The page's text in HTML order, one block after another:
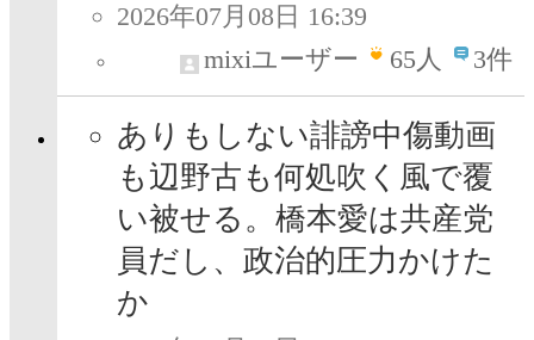
2026年07月08日 16:39
mixiユーザー
65人 3件
ありもしない誹謗中傷動画
も辺野古も何処吹く風で覆
い被せる。橋本愛は共産党
員だし、政治的圧力かけた
か